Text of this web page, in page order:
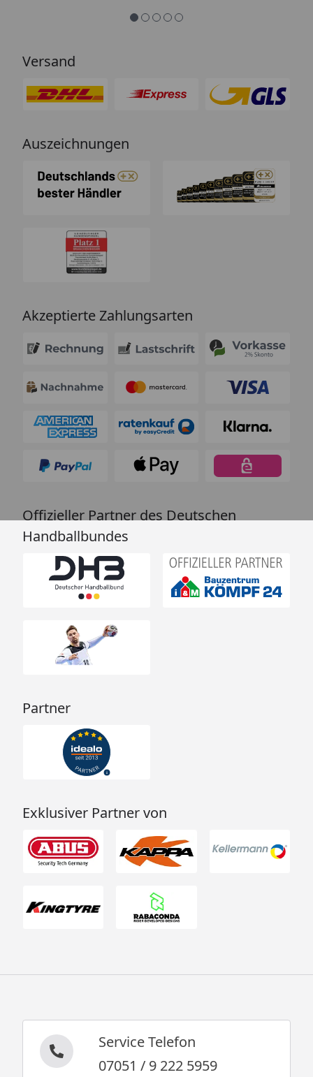
Versand
Auszeichnungen
Akzeptierte Zahlungsarten
Offizieller Partner des Deutschen
Handballbundes
Partner
Exklusiver Partner von
Service Telefon
07051 / 9 222 5959